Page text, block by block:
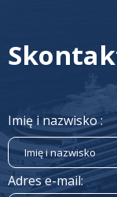
Imię i nazwisko :
Adres e-mail: